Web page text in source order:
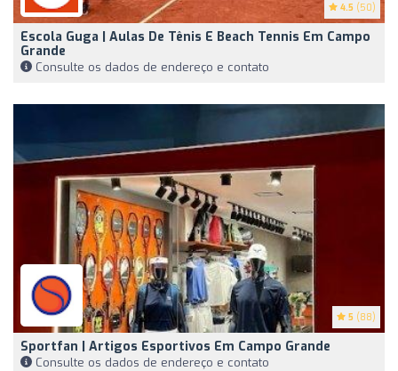
4.5 (50)
Escola Guga | Aulas De Tênis E Beach Tennis Em Campo
Grande
Consulte os dados de endereço e contato
5 (88)
Sportfan | Artigos Esportivos Em Campo Grande
Consulte os dados de endereço e contato